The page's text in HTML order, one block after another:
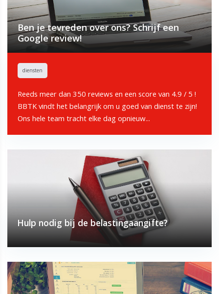
diensten
Ben je tevreden over ons? Schrijf een
Google review!
Reeds meer dan 350 reviews en een score van 4.9 / 5 !
BBTK vindt het belangrijk om u goed van dienst te zijn!
Ons hele team tracht elke dag opnieuw...
Hulp nodig bij de belastingaangifte?